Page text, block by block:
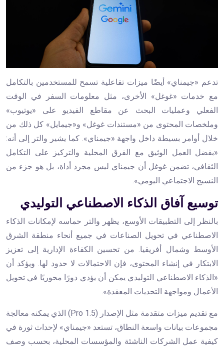
تدعم «جيمناي» أيضًا ميزات تفاعلية تسمح للمستخدمين بالتكامل
مع خدمات «غوغل» الأخرى، مثل معلومات السفر في الوقت
الفعلي وعمليات البحث عن مقاطع الفيديو على «يوتيوب»
وملخصات المحتوى من «مستندات غوغل» و«جيمايل» كل ذلك من
خلال أوامر بسيطة داخل واجهة «جيمناي». كما يشير والتر إلى أنه:
«بفضل العمل الوثيق مع الفرق المحلية والتركيز على التكامل
الثقافي، تضمن غوغل أن جيمناي ليس مجرد أداة، بل هو جزء من
النسيج الاجتماعي اليومي».
توسيع آفاق الذكاء الاصطناعي التوليدي
بالنظر إلى التطبيقات الأوسع، يظهر والتر حماسه لإمكانات الذكاء
الاصطناعي في تحويل الصناعات في جميع أنحاء منطقة الشرق
الأوسط وشمال أفريقيا. من تحسين الكفاءة الإدارية إلى تعزيز
الابتكار في إنشاء المحتوى، فإن الاحتمالات لا حدود لها. ويؤكد أن
«الذكاء الاصطناعي التوليدي يمكن أن يؤدي دورًا محوريًا في تحويل
الأعمال ومواجهة التحديات المعقدة».
مع تقديم ميزات متقدمة مثل الإصدار (1.5 Pro) الذي يمكنه معالجة
مجموعات بيانات واسعة النطاق، تستعد «جيمناي» لإحداث ثورة في
كيفية عمل الشركات الناشئة والمؤسسات المحلية، بحسب وصف